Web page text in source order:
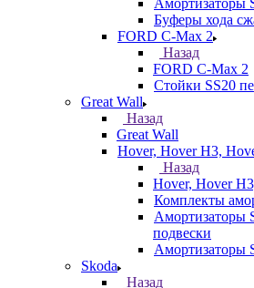
Амортизаторы
Буферы хода
FORD C-Max 2
Назад
FORD C-Max 2
Стойки SS20
Great Wall
Назад
Great Wall
Hover, Hover H3,
Назад
Hover, Hover
Комплекты
Амортизаторы
подвески
Амортизаторы
Skoda
Назад